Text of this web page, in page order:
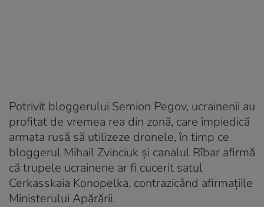
Potrivit bloggerului Semion Pegov, ucrainenii au
profitat de vremea rea din zonă, care împiedică
armata rusă să utilizeze dronele, în timp ce
bloggerul Mihail Zvinciuk și canalul Rîbar afirmă
că trupele ucrainene ar fi cucerit satul
Cerkasskaia Konopelka, contrazicând afirmațiile
Ministerului Apărării.